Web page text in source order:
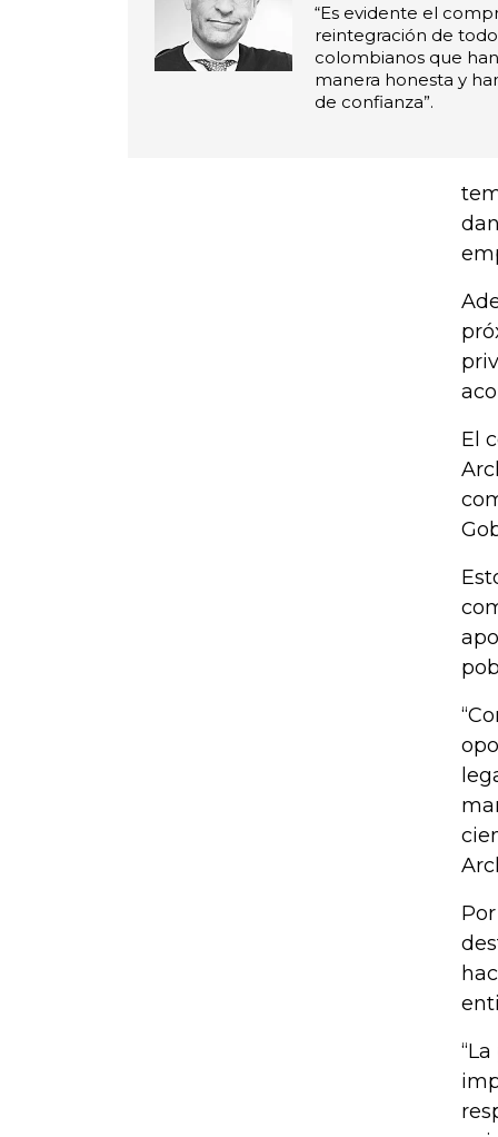
“Es evidente el
reintegración de
colombianos que
manera honesta y
de confianza”.
El